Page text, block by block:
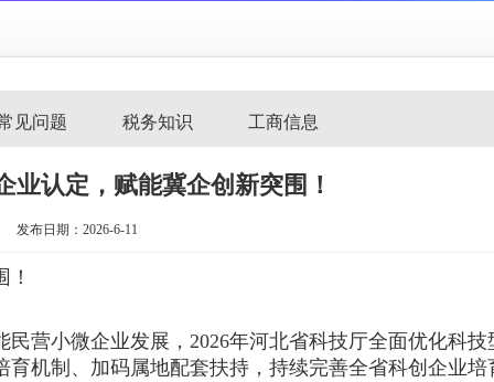
见问题 税务知识 工商信息
业认定，赋能冀企创新突围！
发布日期：2026-6-11
营小微企业发展，2026年河北省科技厅全面优化科技
机制、加码属地配套扶持，持续完善全省科创企业培